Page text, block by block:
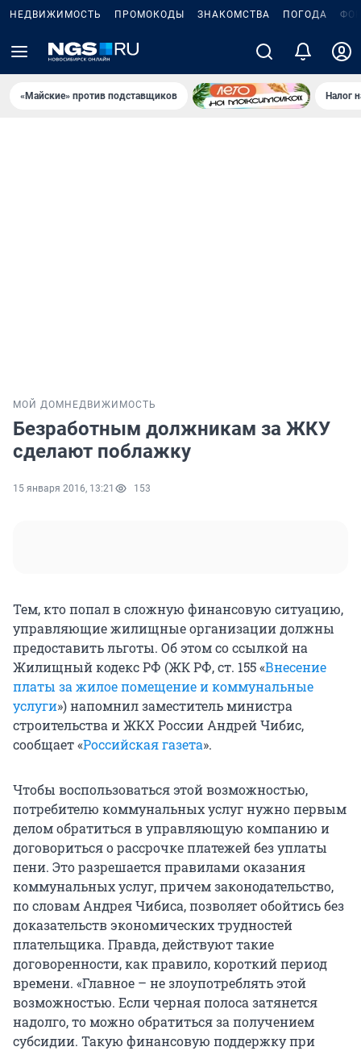
НЕДВИЖИМОСТЬ ПРОМОКОДЫ ЗНАКОМСТВА ПОГОДА
«Майские» против подставщиков Налог
МОЙ ДОМ НЕДВИЖИМОСТЬ
Безработным должникам за ЖКУ
сделают поблажку
15 января 2016, 13:21 153
Тем, кто попал в сложную финансовую ситуацию,
управляющие жилищные организации должны
предоставить льготы. Об этом со ссылкой на
Жилищный кодекс РФ (ЖК РФ, ст. 155 «Внесение
платы за жилое помещение и коммунальные
услуги») напомнил заместитель министра
строительства и ЖКХ России Андрей Чибис,
сообщает «Российская газета».
Чтобы воспользоваться этой возможностью,
потребителю коммунальных услуг нужно первым
делом обратиться в управляющую компанию и
договориться о рассрочке платежей без уплаты
пени. Это разрешается правилами оказания
коммунальных услуг, причем законодательство,
по словам Андрея Чибиса, позволяет обойтись без
доказательств экономических трудностей
плательщика. Правда, действуют такие
договоренности, как правило, короткий период
времени. «Главное – не злоупотреблять этой
возможностью. Если черная полоса затянется
надолго, то можно обратиться за получением
субсидии. Такую финансовую поддержку при